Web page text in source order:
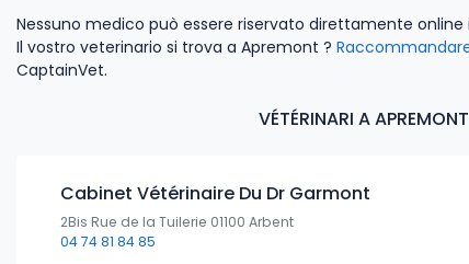
Nessuno medico può essere riservato direttamente
Il vostro veterinario si trova a Apremont ?
CaptainVet.
VÉTÉRINARI A
Cabinet Vétérinaire Du Dr Garmont
2Bis Rue de la Tuilerie 01100 Arbent
04 74 81 84 85